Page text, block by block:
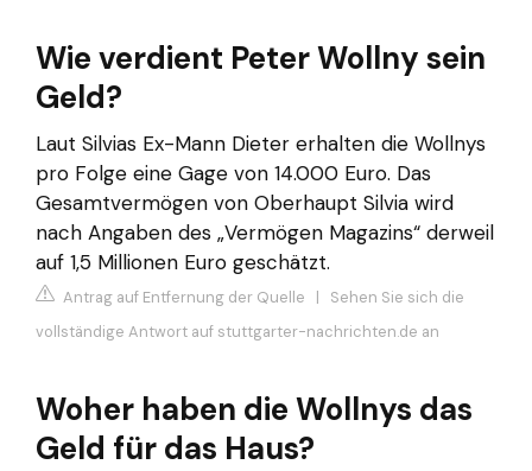
Wie verdient Peter Wollny sein
Geld?
Laut Silvias Ex-Mann Dieter erhalten die Wollnys
pro Folge eine Gage von 14.000 Euro. Das
Gesamtvermögen von Oberhaupt Silvia wird
nach Angaben des „Vermögen Magazins“ derweil
auf 1,5 Millionen Euro geschätzt.
Antrag auf Entfernung der Quelle | Sehen Sie sich die
vollständige Antwort auf stuttgarter-nachrichten.de an
Woher haben die Wollnys das
Geld für das Haus?